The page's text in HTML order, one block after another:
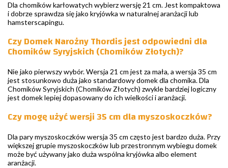
Dla chomików karłowatych wybierz wersję 21 cm. Jest kompaktowa
i dobrze sprawdza się jako kryjówka w naturalnej aranżacji lub
hamsterscapingu.
Czy Domek Narożny Thordis jest odpowiedni dla
Chomików Syryjskich (Chomików Złotych)?
Nie jako pierwszy wybór. Wersja 21 cm jest za mała, a wersja 35 cm
jest stosunkowo duża jako standardowy domek dla chomika. Dla
Chomików Syryjskich (Chomików Złotych) zwykle bardziej logiczny
jest domek lepiej dopasowany do ich wielkości i aranżacji.
Czy mogę użyć wersji 35 cm dla myszoskoczków?
Dla pary myszoskoczków wersja 35 cm często jest bardzo duża. Przy
większej grupie myszoskoczków lub przestronnym wybiegu domek
może być używany jako duża wspólna kryjówka albo element
aranżacji.